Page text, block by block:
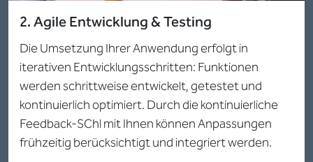
2. Agile Entwicklung & Testing
Die Umsetzung Ihrer Anwendung erfolgt in
iterativen Entwicklungsschritten: Funktionen
werden schrittweise entwickelt, getestet und
kontinuierlich optimiert. Durch die kontinuierliche
Feedback-SChl mit Ihnen können Anpassungen
frühzeitig berücksichtigt und integriert werden.